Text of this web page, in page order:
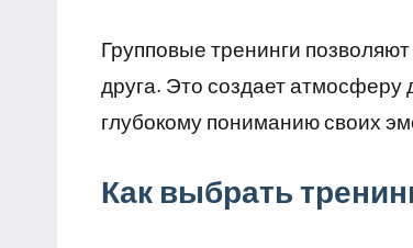
Групповые тренинги
друга. Это создает атмосферу
глубокому пониманию своих
Как выбрать